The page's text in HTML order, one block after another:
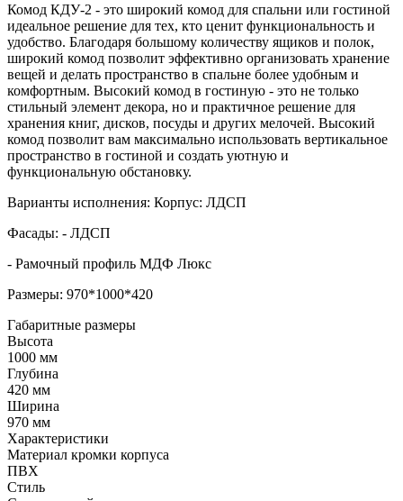
Комод КДУ-2 - это широкий комод для спальни или гостиной
идеальное решение для тех, кто ценит функциональность и
удобство. Благодаря большому количеству ящиков и полок,
широкий комод позволит эффективно организовать хранение
вещей и делать пространство в спальне более удобным и
комфортным. Высокий комод в гостиную - это не только
стильный элемент декора, но и практичное решение для
хранения книг, дисков, посуды и других мелочей. Высокий
комод позволит вам максимально использовать вертикальное
пространство в гостиной и создать уютную и
функциональную обстановку.
Варианты исполнения: Корпус: ЛДСП
Фасады: - ЛДСП
- Рамочный профиль МДФ Люкс
Размеры: 970*1000*420
Габаритные размеры
Высота
1000 мм
Глубина
420 мм
Ширина
970 мм
Характеристики
Материал кромки корпуса
ПВХ
Стиль